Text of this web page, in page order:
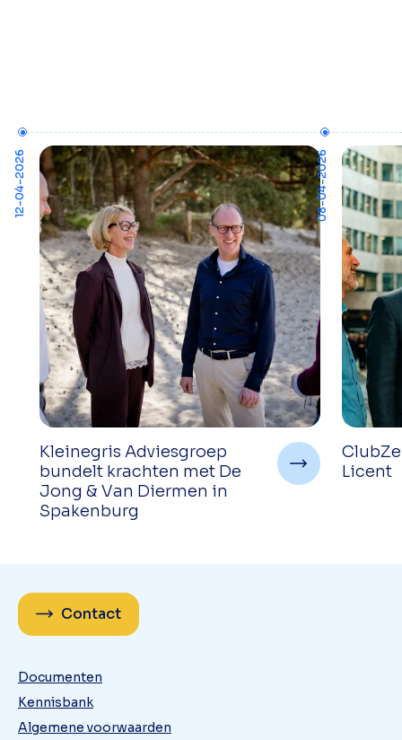
12-04-2026
Kleinegris Adviesgroep
bundelt krachten met De
Jong & Van Diermen in
Spakenburg
08-04-2026
Licent
Contact
Documenten
Kennisbank
Algemene voorwaarden